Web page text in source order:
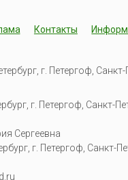
Контакты
г. Петергоф,
г. Петергоф, Санкт-
Сергеевна
г. Петергоф, Санкт-